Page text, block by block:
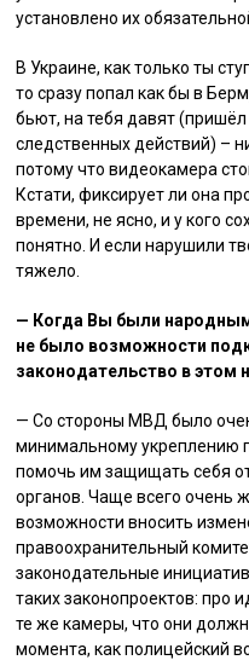
установлено их
В Украине, как только ты
то сразу попал как бы в
бьют, на тебя давят
следственных действий) –
потому что видеокамера
Кстати, фиксирует ли она
времени, не ясно, и у кого
понятно. И если нарушили
тяжело.
— Когда Вы были
не было возможности
законодательство в этом
— Со стороны МВД было
минимальному укреплению
помочь им защищать себя
органов. Чаще всего очень
возможности вносить
правоохранительный
законодательные
таких законопроектов: про
те же камеры, что они
момента, как полицейский